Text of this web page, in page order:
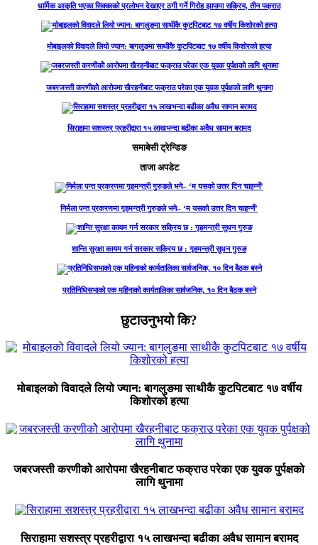
धार्मिक आकृति भएका सिक्काको प्रलोभन देखाएर ठगी गर्ने गिरोह झापामा सक्रिय, तीन पक्राउ
मोबाइलको विवादले लियो ज्यान: बागलुङमा साथीकै कुटपिटबाट १७ वर्षीय किशोरको हत्या
जबरजस्ती करणीकोे आरोपमा खैरहनीबाट फक्राउ परेका एक युवक पुर्पक्षको लागि थुनामा
सिराहामा सशस्त्र प्रहरीद्वारा १५ लाखभन्दा बढीका अवैध सामान बरामद
समाबेसी ट्रेन्डिङ
ताजा अपडेट
निर्मला पन्त प्रकरणमा गृहमन्त्री गुरुङले भने– ‘म यसको उत्तर दिन चाहन्नँ’
शान्ति सुरक्षा कायम गर्न सरकार सक्रिय छ : गृहमन्त्री सुधन गुरुङ
प्रतिनिधिसभाको एक महिनाको कार्यतालिका सार्वजनिक, १० दिन बैठक बस्ने
छुटाउनुभयो कि?
मोबाइलको विवादले लियो ज्यान: बागलुङमा साथीकै कुटपिटबाट १७ वर्षीय
किशोरको हत्या
जबरजस्ती करणीकोे आरोपमा खैरहनीबाट फक्राउ परेका एक युवक पुर्पक्षको
लागि थुनामा
सिराहामा सशस्त्र प्रहरीद्वारा १५ लाखभन्दा बढीका अवैध सामान बरामद